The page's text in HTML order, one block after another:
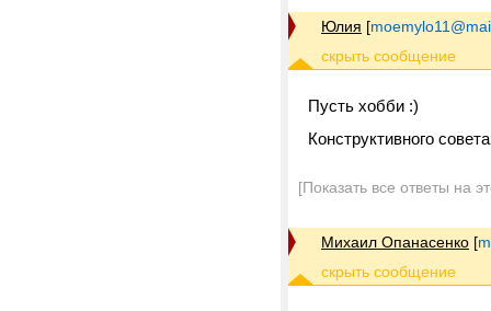
Юлия [
Пусть хобби :)
Конструктивного
[Показать все ответы на
Михаил Опанасенко [